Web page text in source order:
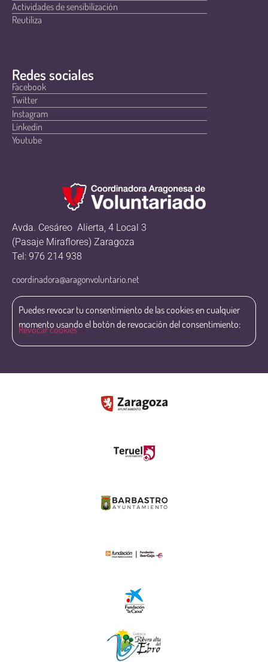
Actividades de sensibilización
Reutiliza
Redes sociales
Facebook
Twitter
Instagram
Linkedin
Youtube
Avda. Cesáreo Alierta, 4 Local 3
(Pasaje Miraflores) Zaragoza
Tel: 976 214 938
coordinadora@aragonvoluntario.net
Puedes revocar tu consentimiento de las cookies en cualquier
momento usando el botón de revocación del consentimiento:
Revocar cookies